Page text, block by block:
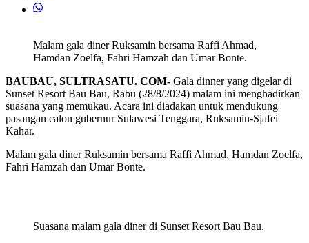
Malam gala diner Ruksamin bersama Raffi Ahmad,
Hamdan Zoelfa, Fahri Hamzah dan Umar Bonte.
BAUBAU, SULTRASATU. COM- Gala dinner yang digelar di
Sunset Resort Bau Bau, Rabu (28/8/2024) malam ini menghadirkan
suasana yang memukau. Acara ini diadakan untuk mendukung
pasangan calon gubernur Sulawesi Tenggara, Ruksamin-Sjafei
Kahar.
Malam gala diner Ruksamin bersama Raffi Ahmad, Hamdan Zoelfa,
Fahri Hamzah dan Umar Bonte.
Suasana malam gala diner di Sunset Resort Bau Bau.